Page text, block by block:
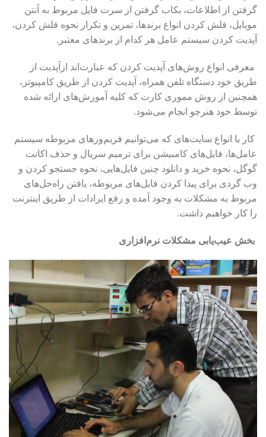
گرفتن از اطلاعات، بکاب گرفتن از سرت فایل مربوط به آنتن
موبایل، فلش کردن انواع برندها، تمرین و تکرار نحوه فلش کردن،
آپدیت کردن سیستم عامل هر کدام از برندهای معتبر.
معرفی انواع روش‌های آپدیت کردن که عبارت‌اند ازآپدیت از
طریق خود دستگاه تلفن همراه، آپدیت کردن از طریق کامپیوتر،
همچنین از روش مموری کارت که کلیه آموزش‌های ارائه شده
توسط خود هنرجو انجام می‌شود.
کار با انواع سایت‌های که می‌توانیم فریم‌ورهای مربوطه سیستم
عامل‌ها، فایل‌های کامبیشن برای ترمیم سریال و حذف اکانت
گوگل، نحوه خرید و دانلود چنین فایل‌هایی، نحوه جستجو کردن و
وب گردی برای پیدا کردن فایل‌های مربوطه، یافتن راه‌حل‌های
مربوط به مشکلات به وجود آمده و رفع ایرادات از طریق اینترنت
را کار خواهیم داشت.
بخش عیب‌یابی مشکلات نرم‌افزاری